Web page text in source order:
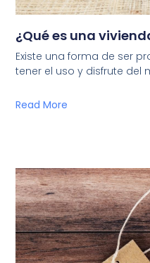
¿Qué es una
Existe una forma de ser
tener el uso y disfrute del
Read More